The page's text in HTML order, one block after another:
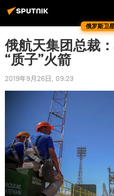
俄罗斯卫
俄航天集团总裁
“质子”火箭
2019年9月26日, 09:23